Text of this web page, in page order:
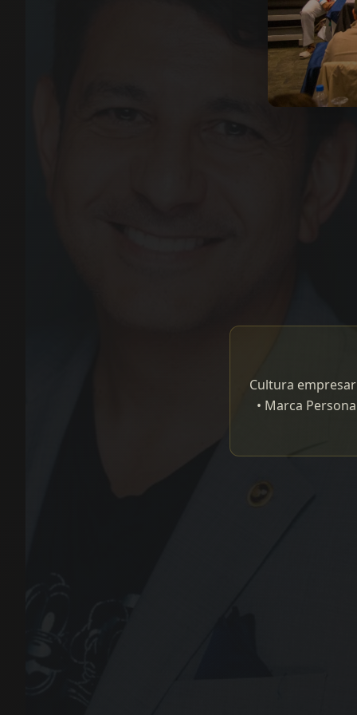
Cultura
• Marca